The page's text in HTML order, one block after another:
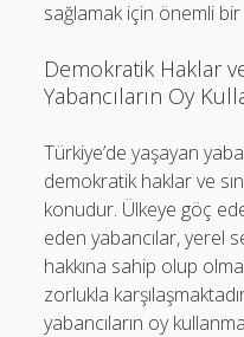
sağlamak için önemli bir
Demokratik Haklar
Yabancıların Oy
Türkiye’de yaşayan
demokratik haklar ve
konudur. Ülkeye göç
eden yabancılar, yerel
hakkına sahip olup
zorlukla
yabancıların oy